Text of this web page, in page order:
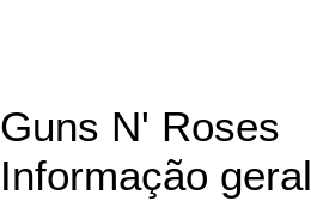
Guns N' Roses
Informação geral